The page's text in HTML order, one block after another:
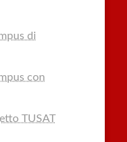
di
con
TUSAT